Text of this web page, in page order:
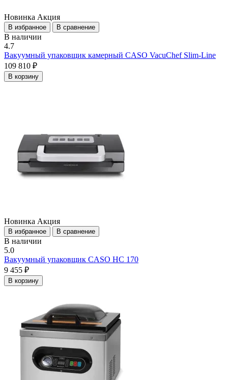
Новинка Акция
В избранное В сравнение
В наличии
4.7
Вакуумный упаковщик камерный CASO VacuChef Slim-Line
109 810 ₽
В корзину
Новинка Акция
В избранное В сравнение
В наличии
5.0
Вакуумный упаковщик CASO HC 170
9 455 ₽
В корзину